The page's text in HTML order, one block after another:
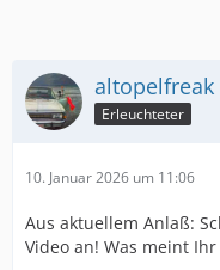
altopelfreak
Erleuchteter
10. Januar 2026 um 11:06
Aus aktuellem Anlaß:
Video an! Was meint Ihr